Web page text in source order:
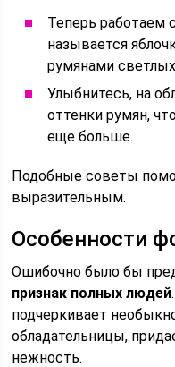
Теперь работаем
называется
румянами
Улыбнитесь, на
оттенки румян,
еще больше.
Подобные советы
выразительным.
Особенности
Ошибочно было бы
признак полных людей
подчеркивает
обладательницы,
нежность.